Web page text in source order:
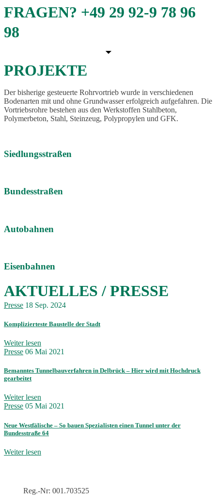
FRAGEN? +49 29 92-9 78 96
98
PROJEKTE
Der bisherige gesteuerte Rohrvortrieb wurde in verschiedenen
Bodenarten mit und ohne Grundwasser erfolgreich aufgefahren. Die
Vortriebsrohre bestehen aus den Werkstoffen Stahlbeton,
Polymerbeton, Stahl, Steinzeug, Polypropylen und GFK.
Siedlungsstraßen
Bundesstraßen
Autobahnen
Eisenbahnen
AKTUELLES / PRESSE
Presse 18 Sep. 2024
Komplizierteste Baustelle der Stadt
Weiter lesen
Presse 06 Mai 2021
Bemanntes Tunnelbauverfahren in Delbrück – Hier wird mit Hochdruck
gearbeitet
Weiter lesen
Presse 05 Mai 2021
Neue Westfälische – So bauen Spezialisten einen Tunnel unter der
Bundesstraße 64
Weiter lesen
Reg.-Nr: 001.703525